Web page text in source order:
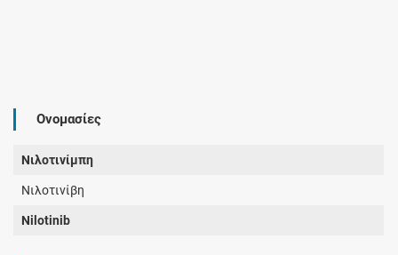
Ονομασίες
Νιλοτινίμπη
Νιλοτινίβη
Nilotinib